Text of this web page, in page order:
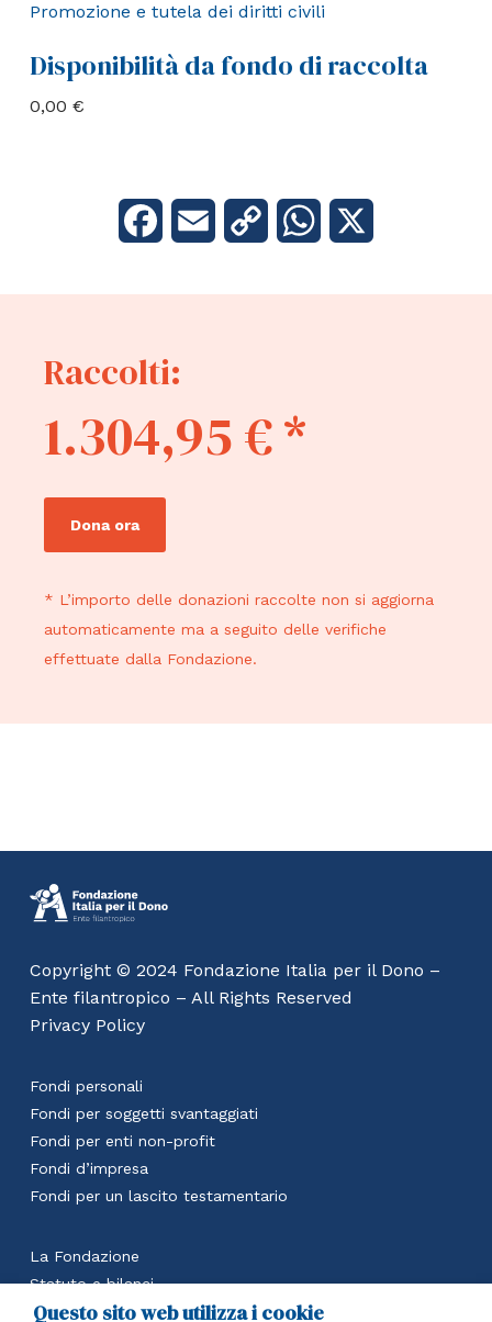
Promozione e tutela dei diritti civili
Disponibilità da fondo di raccolta
0,00 €
FacebookEmail Copy WhatsApp
Raccolti:
1.304,95 € *
Dona ora
* L’importo delle donazioni raccolte non si aggiorna
automaticamente ma a seguito delle verifiche
effettuate dalla Fondazione.
Copyright © 2024 Fondazione Italia per il Dono –
Ente filantropico – All Rights Reserved
Privacy Policy
Fondi personali
Fondi per soggetti svantaggiati
Fondi per enti non-profit
Fondi d’impresa
Fondi per un lascito testamentario
La Fondazione
Statuto e bilanci
Calcola il beneficio fiscale
Questo sito web utilizza i cookie